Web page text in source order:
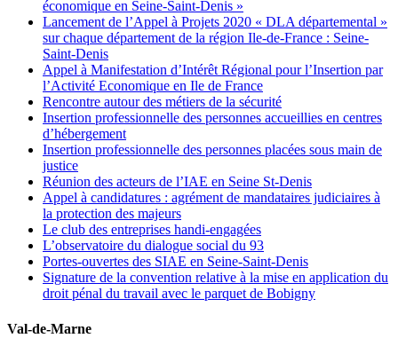
économique en Seine-Saint-Denis »
Lancement de l’Appel à Projets 2020 « DLA départemental »
sur chaque département de la région Ile-de-France : Seine-
Saint-Denis
Appel à Manifestation d’Intérêt Régional pour l’Insertion par
l’Activité Economique en Ile de France
Rencontre autour des métiers de la sécurité
Insertion professionnelle des personnes accueillies en centres
d’hébergement
Insertion professionnelle des personnes placées sous main de
justice
Réunion des acteurs de l’IAE en Seine St-Denis
Appel à candidatures : agrément de mandataires judiciaires à
la protection des majeurs
Le club des entreprises handi-engagées
L’observatoire du dialogue social du 93
Portes-ouvertes des SIAE en Seine-Saint-Denis
Signature de la convention relative à la mise en application du
droit pénal du travail avec le parquet de Bobigny
Val-de-Marne